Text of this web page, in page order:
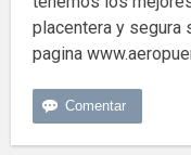
placentera y segura
pagina